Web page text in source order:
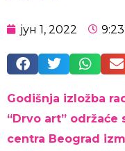
јун 1, 2022
Godišnja izložba
“Drvo art”
centra Beograd